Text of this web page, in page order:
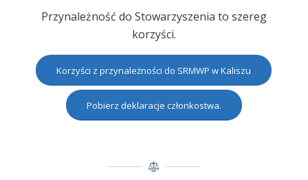
Przynależność do Stowarzyszenia to szereg
korzyści.
Korzyści z przynależności do SRMWP w Kaliszu
Pobierz deklaracje członkostwa.